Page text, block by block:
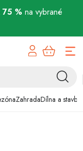
75 % na vybrané
ZahradaDílna a stavba